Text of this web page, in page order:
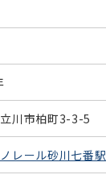
川市柏町3-3-5
レール砂川七番駅